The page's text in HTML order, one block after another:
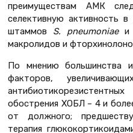
преимуществам АМК
селективную активность
штаммов S. pneumoniae и
макролидов и
По мнению большинства
факторов,
обострения ХОБЛ – 4 и
от должного;
терапия